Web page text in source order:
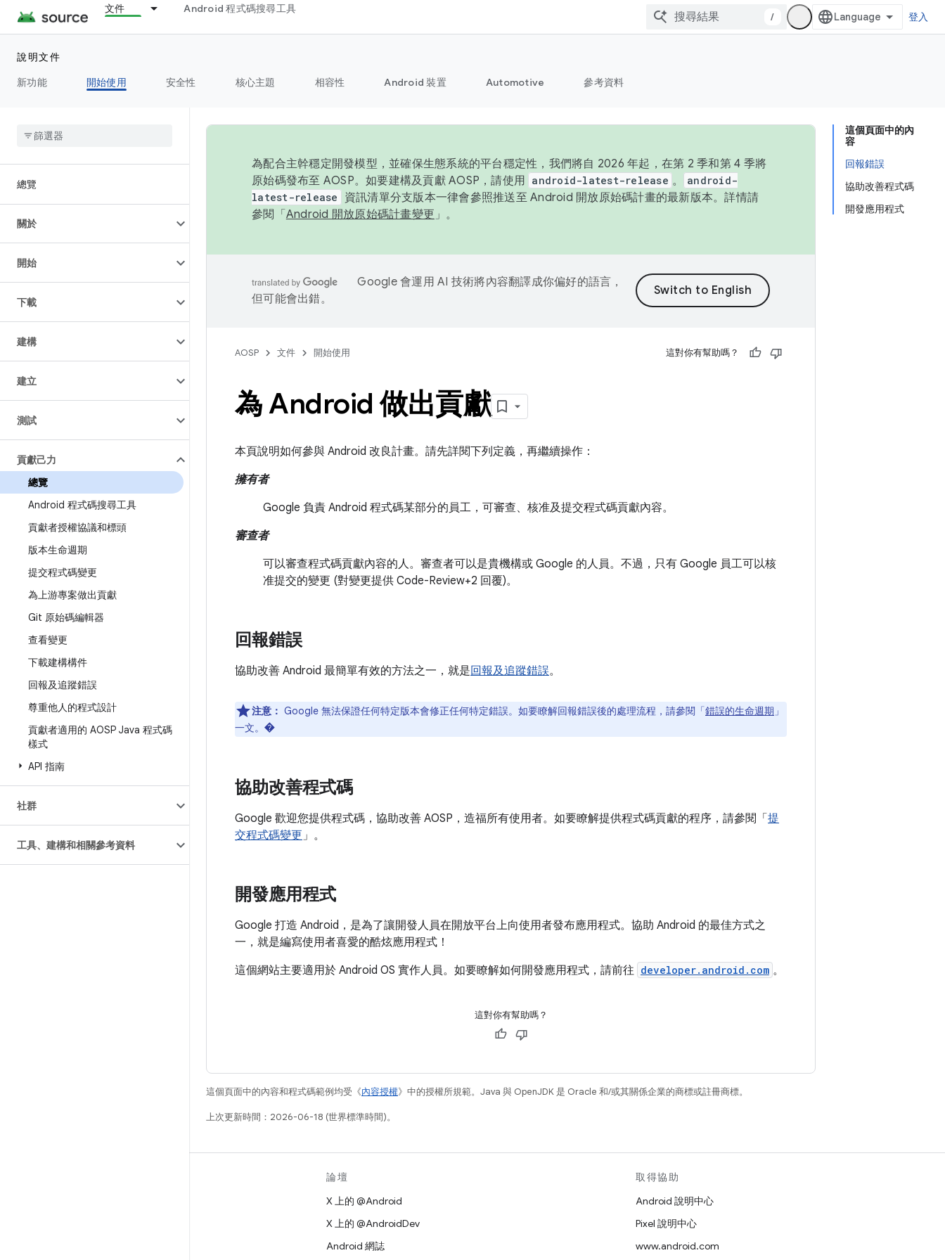
文件 Android 程式碼搜尋工具
/ 登入
說明文件
新功能
開始使用 安全性 核心主題 相容性 Android 裝置 Automotive 參考資料
總覽
關於
開始
下載
建構
建立
測試
貢獻己力
總覽
Android 程式碼搜尋工具
貢獻者授權協議和標頭
版本生命週期
提交程式碼變更
為上游專案做出貢獻
Git 原始碼編輯器
查看變更
下載建構構件
回報及追蹤錯誤
尊重他人的程式設計
貢獻者適用的 AOSP Java 程式碼
樣式
API 指南
社群
工具、建構和相關參考資料
這個頁面中的內
容
回報錯誤
協助改善程式碼
開發應用程式
為配合主幹穩定開發模型，並確保生態系統的平台穩定性，我們將自 2026 年起，在第 2 季和第 4 季將
原始碼發布至 AOSP。如要建構及貢獻 AOSP，請使用 android-latest-release 。
android-
latest-release
資訊清單分支版本一律會參照推送至 Android 開放原始碼計畫的最新版本。詳情請
參閱「 Android 開放原始碼計畫變更 」。
Google 會運用 AI 技術將內容翻譯成你偏好的語言，
但可能會出錯。
AOSP 文件 開始使用 這對你有幫助嗎？
為 Android 做出貢獻
本頁說明如何參與 Android 改良計畫。請先詳閱下列定義，再繼續操作：
擁有者
Google 負責 Android 程式碼某部分的員工，可審查、核准及提交程式碼貢獻內容。
審查者
可以審查程式碼貢獻內容的人。審查者可以是貴機構或 Google 的人員。不過，只有 Google 員工可以核
准提交的變更 (對變更提供 Code-Review+2 回覆)。
回報錯誤
協助改善 Android 最簡單有效的方法之一，就是回報及追蹤錯誤。
注意： Google 無法保證任何特定版本會修正任何特定錯誤。如要瞭解回報錯誤後的處理流程，請參閱「錯誤的生命週期 」
一文。�
協助改善程式碼
Google 歡迎您提供程式碼，協助改善 AOSP，造福所有使用者。如要瞭解提供程式碼貢獻的程序，請參閱「 提
交程式碼變更」。
開發應用程式
Google 打造 Android，是為了讓開發人員在開放平台上向使用者發布應用程式。協助 Android 的最佳方式之
一，就是編寫使用者喜愛的酷炫應用程式！
這個網站主要適用於 Android OS 實作人員。如要瞭解如何開發應用程式，請前往 developer.android.com 。
這對你有幫助嗎？
這個頁面中的內容和程式碼範例均受《內容授權》中的授權所規範。Java 與 OpenJDK 是 Oracle 和/或其關係企業的商標或註冊商標。
上次更新時間：2026-06-18 (世界標準時間)。
論壇
X 上的 @Android
X 上的 @AndroidDev
Android 網誌
取得協助
Android 說明中心
Pixel 說明中心
www.android.com